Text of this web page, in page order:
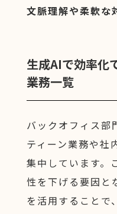
文脈理解や柔軟な
生成AIで効率化
業務一覧
バックオフィス部
ティーン業務や社
集中しています。
性を下げる要因と
を活用することで